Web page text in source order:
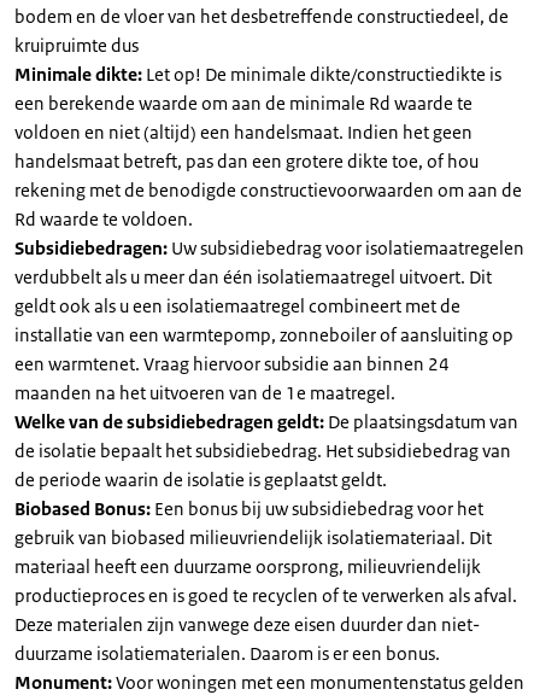
bodem en de vloer van het desbetreffende constructiedeel, de
kruipruimte dus
Minimale dikte: Let op! De minimale dikte/constructiedikte is
een berekende waarde om aan de minimale Rd waarde te
voldoen en niet (altijd) een handelsmaat. Indien het geen
handelsmaat betreft, pas dan een grotere dikte toe, of hou
rekening met de benodigde constructievoorwaarden om aan de
Rd waarde te voldoen.
Subsidiebedragen: Uw subsidiebedrag voor isolatiemaatregelen
verdubbelt als u meer dan één isolatiemaatregel uitvoert. Dit
geldt ook als u een isolatiemaatregel combineert met de
installatie van een warmtepomp, zonneboiler of aansluiting op
een warmtenet. Vraag hiervoor subsidie aan binnen 24
maanden na het uitvoeren van de 1e maatregel.
Welke van de subsidiebedragen geldt: De plaatsingsdatum van
de isolatie bepaalt het subsidiebedrag. Het subsidiebedrag van
de periode waarin de isolatie is geplaatst geldt.
Biobased Bonus: Een bonus bij uw subsidiebedrag voor het
gebruik van biobased milieuvriendelijk isolatiemateriaal. Dit
materiaal heeft een duurzame oorsprong, milieuvriendelijk
productieproces en is goed te recyclen of te verwerken als afval.
Deze materialen zijn vanwege deze eisen duurder dan niet-
duurzame isolatiematerialen. Daarom is er een bonus.
Monument:Voor woningen met een monumentenstatus gelden